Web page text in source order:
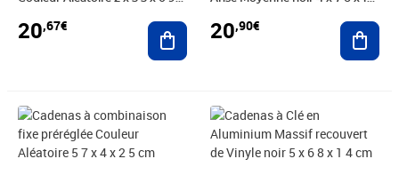
20,67€ Ajouter au panier
20,90€
Prix 20,90€ Prix 20,90€